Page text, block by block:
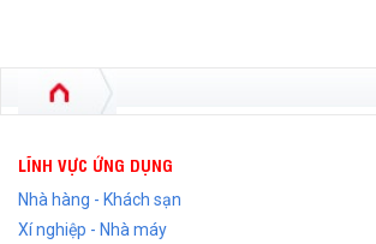
LĨNH VỰC ỨNG DỤNG
Nhà hàng - Khách sạn
Xí nghiệp - Nhà máy